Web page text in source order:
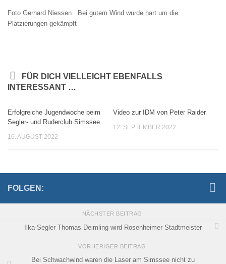
Foto Gerhard Niessen Bei gutem Wind wurde hart um die
Platzierungen gekämpft
FÜR DICH VIELLEICHT EBENFALLS
INTERESSANT …
Erfolgreiche Jugendwoche beim
Segler- und Ruderclub Simssee
16. AUGUST 2022
Video zur IDM von Peter Raider
12. SEPTEMBER 2022
FOLGEN:
NÄCHSTER BEITRAG
Ilka-Segler Thomas Deimling wird Rosenheimer Stadtmeister
VORHERIGER BEITRAG
Bei Schwachwind waren die Laser am Simssee nicht zu